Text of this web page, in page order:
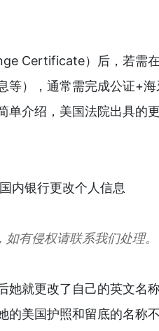
Certificate）后，若需
等），通常需完成公证+
单介绍，美国法院出具的
有侵权请联系我们处理。
她就更改了自己的英文名
的美国护照和留底的名称